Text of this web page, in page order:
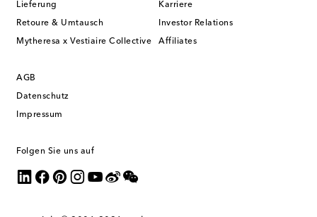
Lieferung
Retoure & Umtausch
Mytheresa x Vestiaire Collective
Karriere
Investor Relations
Affiliates
AGB
Datenschutz
Impressum
Folgen Sie uns auf